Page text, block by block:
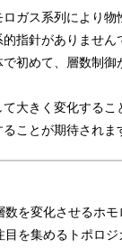
ガス系列により
指針がありません
初めて、層数制
大きく変化する
ことが期待されま
を変化させるホ
を集めるトポロ